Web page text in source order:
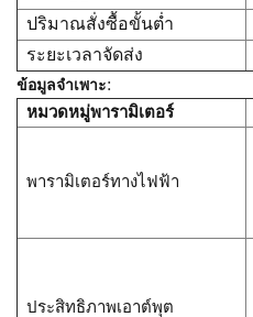
ปริมาณสั่งซื้อขั้นต่ำ
ระยะเวลาจัดส่ง
ข้อมูลจำเพาะ:
หมวดหมู่พารามิเตอร์
พารามิเตอร์ทางไฟฟ้า
ประสิทธิภาพเอาต์พุต